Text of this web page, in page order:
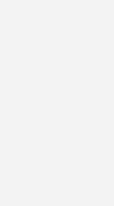
Rückwärtsgang aus
Ökostrom
als regionales
der zur
gehört, Tettau,
als Eigentümer am